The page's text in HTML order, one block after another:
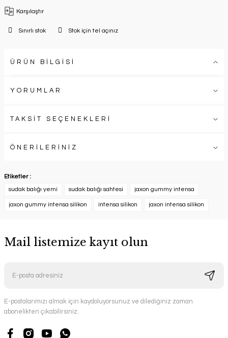
Karşılaştır
Sınırlı stok Stok için tel açınız
ÜRÜN BİLGİSİ
YORUMLAR
TAKSİT SEÇENEKLERİ
ÖNERİLERİNİZ
Etiketler :
sudak balığı yemi
sudak balığı sahtesi jaxon gummy intensa
jaxon gummy intensa silikon intensa silikon jaxon intensa silikon
Mail listemize kayıt olun
E-postalarımızı almak için kaydoluyorsunuz ve dilediğiniz zaman
abonelikten çıkabilirsiniz.